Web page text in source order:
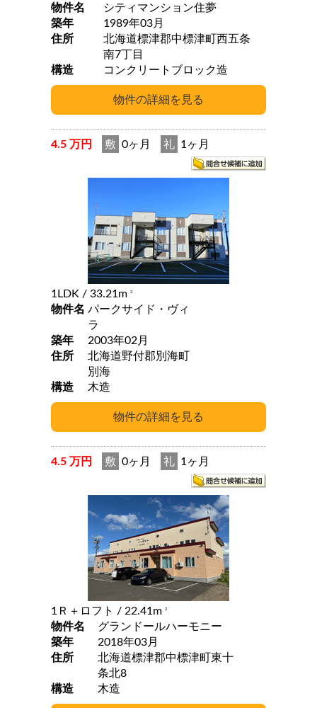
物件名
シティマンション住夢
築年
1989年03月
住所
北海道標津郡中標津町西五条
南7丁目
構造
コンクリートブロック造
4.5 万円 敷 0ヶ月 礼 1ヶ月
1LDK / 33.21m 2
物件名 パークサイド・ヴィ
ラ
築年
2003年02月
住所
北海道野付郡別海町
別海
構造
木造
4.5 万円 敷 0ヶ月 礼 1ヶ月
1Ｒ＋ロフト / 22.41m 2
物件名
グランドールハーモニー
築年
2018年03月
住所
北海道標津郡中標津町東十
条北8
構造
木造